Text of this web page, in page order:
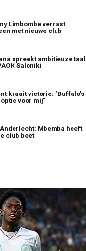
Limbombe verrast
met nieuwe club
spreekt ambitieuze taal
Saloniki
kraait victorie: "Buffalo's
optie voor mij"
Mbemba heeft
club beet